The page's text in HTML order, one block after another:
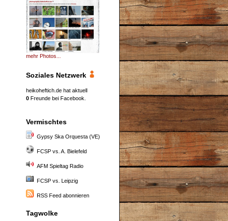
mehr Photos...
Soziales Netzwerk
heikoheftich.de hat aktuell
0 Freunde bei Facebook.
Vermischtes
Gypsy Ska Orquesta (VE)
FCSP vs. A. Bielefeld
AFM Spieltag Radio
FCSP vs. Leipzig
RSS Feed abonnieren
Tagwolke